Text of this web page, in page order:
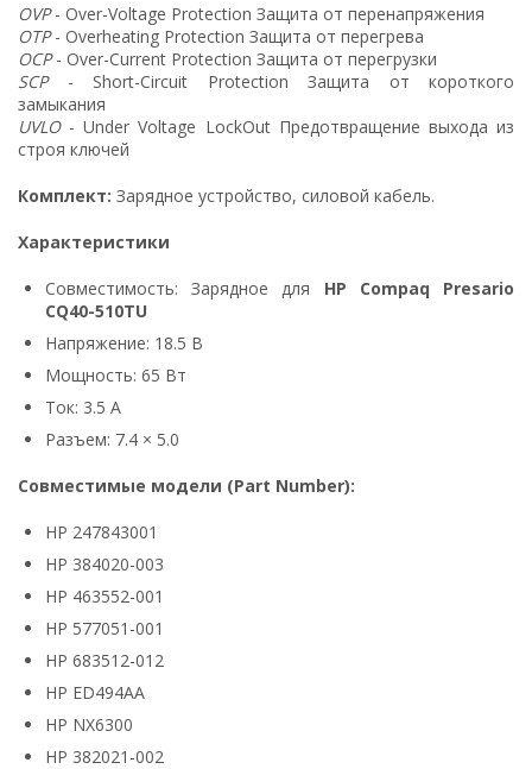
OVP- Over-Voltage Protection Защита от перенапряжения
OTP- Overheating Protection Защита от перегрева
OCP- Over-Current Protection Защита от перегрузки
SCP- Short-Circuit Protection Защита от короткого
замыкания
UVLO- Under Voltage LockOut Предотвращение выхода из
строя ключей
Комплект: Зарядное устройство, силовой кабель.
Характеристики
Совместимость: Зарядное для HP Compaq Presario
CQ40-510TU
Напряжение: 18.5 В
Мощность: 65 Вт
Ток: 3.5 А
Разъем: 7.4 × 5.0
Совместимые модели (Part Number):
HP 247843001
HP 384020-003
HP 463552-001
HP 577051-001
HP 683512-012
HP ED494AA
HP NX6300
HP 382021-002